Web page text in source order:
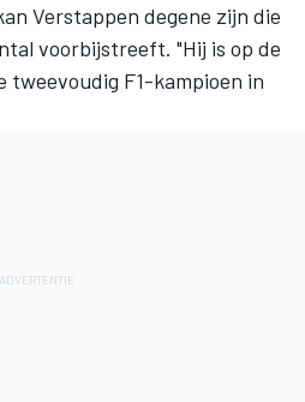
Verstappen degene zijn die
voorbijstreeft. "Hij is op de
tweevoudig F1-kampioen in